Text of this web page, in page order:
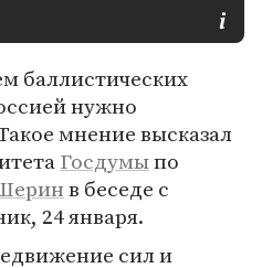
баллистических
нужно
мнение высказал
Госдумыпо
в беседе с
24 января.
сил и